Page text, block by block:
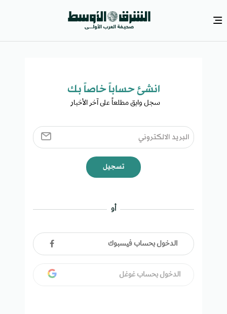
انشئ حساباً خاصاً بك​
سجل وابق مطلعاً على آخر الأخبار ​
تسجيل
أو
الدخول بحساب فيسبوك
الدخول بحساب غوغل